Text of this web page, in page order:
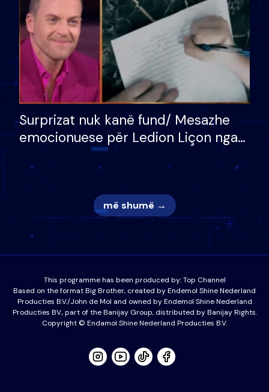
Surprizat nuk kanë fund/ Mesazhe
emocionuese për Ledion Liçon nga
nëna dhe fëmijët e tij, moderatori
nuk i mban dot lotët: Nuk meritoj…
më shumë →
This programme has been produced by:Top Channel
Based on the format Big Brother, created by Endemol Shine Nederland
Producties B.V./John de Mol and owned by Endemol Shine Nederland
Producties BV., part of the Banijay Group, distributed by Banijay Rights.
Copyright © Endamol Shine Nederland Producties B.V.